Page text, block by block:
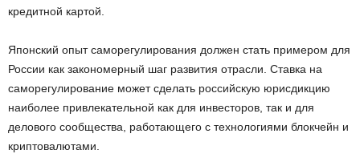
кредитной картой.
Японский опыт саморегулирования должен стать примером для
России как закономерный шаг развития отрасли. Ставка на
саморегулирование может сделать российскую юрисдикцию
наиболее привлекательной как для инвесторов, так и для
делового сообщества, работающего с технологиями блокчейн и
криптовалютами.